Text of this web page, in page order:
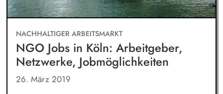
NACHHALTIGER ARBEITSMARKT
NGO Jobs in Köln: Arbeitgeber,
Netzwerke, Jobmöglichkeiten
26. März 2019